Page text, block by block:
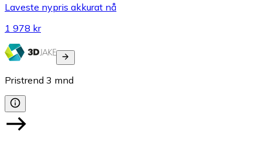
Laveste nypris akkurat nå
1 978 kr
Pristrend 3 mnd